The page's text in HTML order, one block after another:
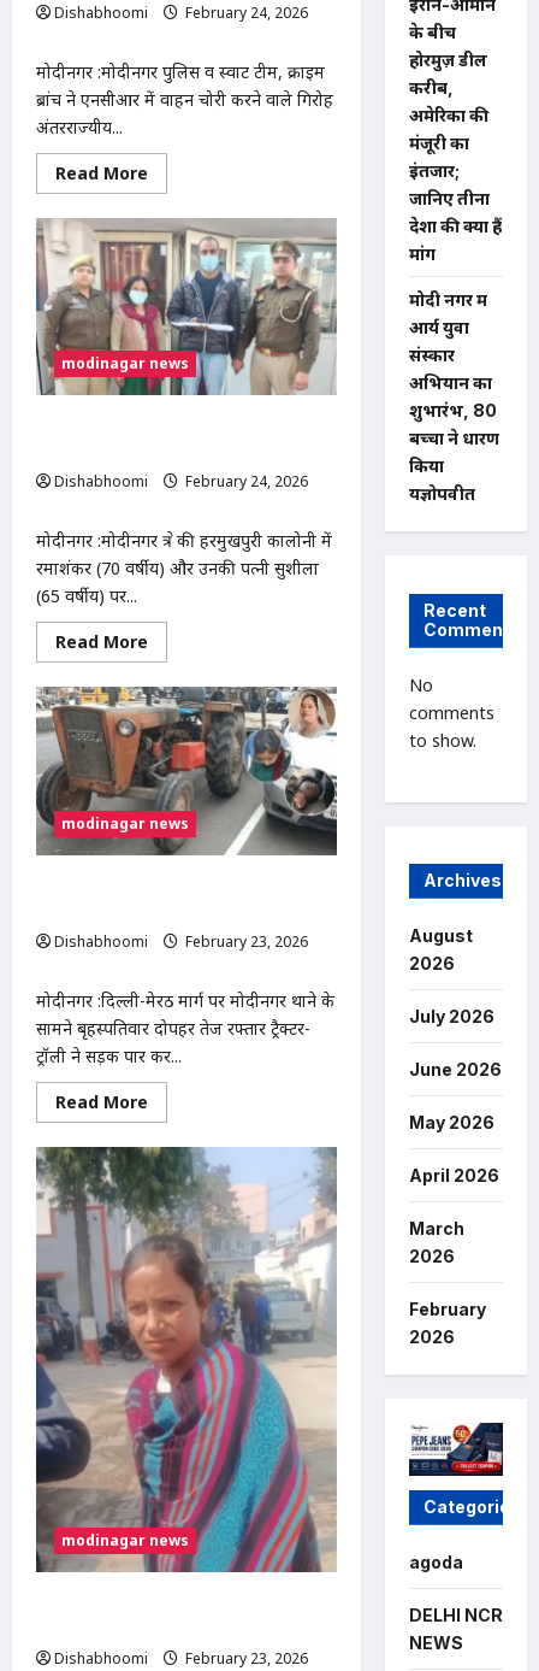
Dishabhoomi
February 24, 2026
मोदीनगर :मोदीनगर पुलिस व स्वाट टीम, क्राइम
ब्रांच ने एनसीआर में वाहन चोरी करने वाले गिरोह
अंतरराज्यीय...
Read More
more
एनसीआर में वाहन चोरी करने वाले गिरोह के दो बदमाश
modinagar news
Dishabhoomi
February 24, 2026
मोदीनगर :मोदीनगर क्षेत्र की हरमुखपुरी कालोनी में
रमाशंकर (70 वर्षीय) और उनकी पत्नी सुशीला
(65 वर्षीय) पर...
Read More
more
बुजुर्ग
माता-
पिता
पर
बेटे
ने
दरांती
से
किया
हमला,गिरफ्तार
modinagar news
Dishabhoomi
February 23, 2026
मोदीनगर :दिल्ली-मेरठ मार्ग पर मोदीनगर थाने के
सामने बृहस्पतिवार दोपहर तेज रफ्तार ट्रैक्टर-
ट्रॉली ने सड़क पार कर...
Read More
more
तेज
रफ्तार
ट्रैक्टर
ने
सड़क
पार
कर
रहे
चार
लोगों
को
रौंदा,
महिला
की
मौत
modinagar news
Dishabhoomi
February 23, 2026
ईरान-ओमान
के बीच
होरमुज़ डील
करीब,
अमेरिका की
मंजूरी का
इंतजार;
जानिए तीनों
देशों की क्या हैं
मांगें
मोदी नगर में
आर्य युवा
संस्कार
अभियान का
शुभारंभ, 80
बच्चों ने धारण
किया
यज्ञोपवीत
Recent
Comments
No
comments
to show.
Archives
August
2026
July 2026
June 2026
May 2026
April 2026
March
2026
February
2026
Categories
agoda
DELHI NCR
NEWS